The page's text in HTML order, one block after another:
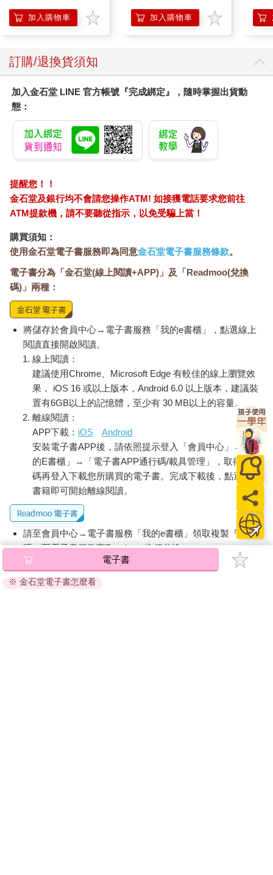
加入購物車 加入購物車
訂購/退換貨須知
加入金石堂 LINE 官方帳號『完成綁定』，隨時掌握出貨動
態：
提醒您！！
金石堂及銀行均不會請您操作ATM! 如接獲電話要求您前往
ATM提款機，請不要聽從指示，以免受騙上當！
購買須知：
使用金石堂電子書服務即為同意金石堂電子書服務條款。
電子書分為「金石堂(線上閱讀+APP)」及「Readmoo(兌換
碼)」兩種：
將儲存於會員中心→電子書服務「我的e書櫃」，點選線上
閱讀直接開啟閱讀。
線上閱讀：
建議使用Chrome、Microsoft Edge 有較佳的線上瀏覽效
果， iOS 16 或以上版本，Android 6.0 以上版本，建議裝
置有6GB以上的記憶體，至少有 30 MB以上的容量。
離線閱讀：
APP下載： iOS
Android
安裝電子書APP後，請依照提示登入「會員中心」→「我
的E書櫃」→「電子書APP通行碼/載具管理」，取得通行
碼再登入下載您所購買的電子書。完成下載後，點選任一
書籍即可開始離線閱讀。
請至會員中心→電子書服務「我的e書櫃」領取複製『兌換
碼』至電子書服務商Readmoo進行兌換。
退換貨須知：
因版權保護，您在金石堂所購買的電子書僅能以金石堂專屬
電子書
※ 金石堂電子書怎麼看